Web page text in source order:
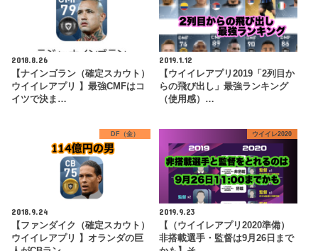
2018.8.26
【ナインゴラン（確定スカウト）
ウイイレアプリ 】最強CMFはコ
イツで決ま…
2019.1.12
【ウイイレアプリ2019「2列目か
らの飛び出し」最強ランキング
（使用感）…
DF（金）
2018.9.24
【ファンダイク（確定スカウト）
ウイイレアプリ 】オランダの巨
ウイイレ2020
2019.9.23
【（ウイイレアプリ2020準備）
非搭載選手・監督は9月26日まで